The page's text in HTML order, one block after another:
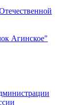
Агинское"